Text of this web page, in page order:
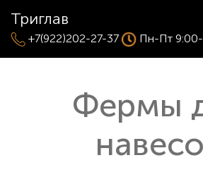
Триглав
+7(922)202-27-37 Пн-Пт
Фермы